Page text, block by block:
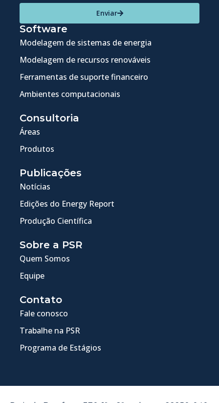
Enviar
Software
Modelagem de sistemas de energia
Modelagem de recursos renováveis
Ferramentas de suporte financeiro
Ambientes computacionais
Consultoria
Áreas
Produtos
Publicações
Notícias
Edições do Energy Report
Produção Científica
Sobre a PSR
Quem Somos
Equipe
Contato
Fale conosco
Trabalhe na PSR
Programa de Estágios